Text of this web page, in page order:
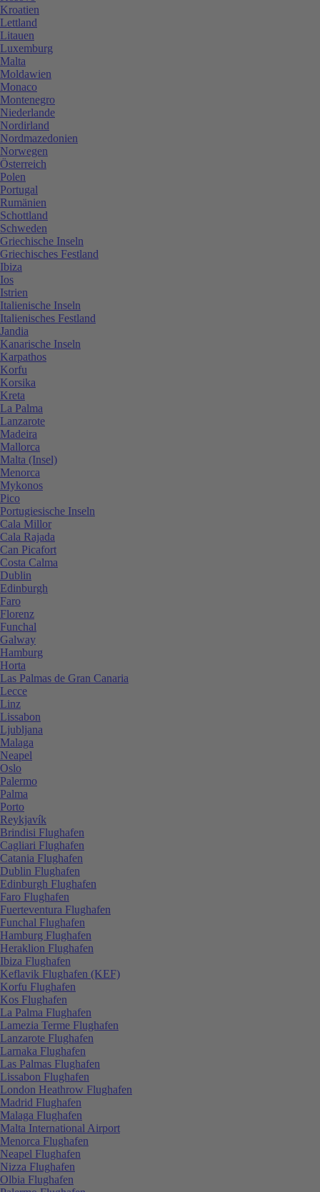
Kroatien
Lettland
Litauen
Luxemburg
Malta
Moldawien
Monaco
Montenegro
Niederlande
Nordirland
Nordmazedonien
Norwegen
Österreich
Polen
Portugal
Rumänien
Schottland
Schweden
Griechische Inseln
Griechisches Festland
Ibiza
Ios
Istrien
Italienische Inseln
Italienisches Festland
Jandia
Kanarische Inseln
Karpathos
Korfu
Korsika
Kreta
La Palma
Lanzarote
Madeira
Mallorca
Malta (Insel)
Menorca
Mykonos
Pico
Portugiesische Inseln
Cala Millor
Cala Rajada
Can Picafort
Costa Calma
Dublin
Edinburgh
Faro
Florenz
Funchal
Galway
Hamburg
Horta
Las Palmas de Gran Canaria
Lecce
Linz
Lissabon
Ljubljana
Malaga
Neapel
Oslo
Palermo
Palma
Porto
Reykjavík
Brindisi Flughafen
Cagliari Flughafen
Catania Flughafen
Dublin Flughafen
Edinburgh Flughafen
Faro Flughafen
Fuerteventura Flughafen
Funchal Flughafen
Hamburg Flughafen
Heraklion Flughafen
Ibiza Flughafen
Keflavik Flughafen (KEF)
Korfu Flughafen
Kos Flughafen
La Palma Flughafen
Lamezia Terme Flughafen
Lanzarote Flughafen
Larnaka Flughafen
Las Palmas Flughafen
Lissabon Flughafen
London Heathrow Flughafen
Madrid Flughafen
Malaga Flughafen
Malta International Airport
Menorca Flughafen
Neapel Flughafen
Nizza Flughafen
Olbia Flughafen